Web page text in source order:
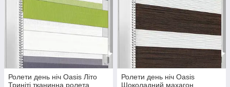
Ролети день ніч Oasis Літо
Триніті тканинна ролета
Ролети день ніч Oasis
Шоколадний махагон